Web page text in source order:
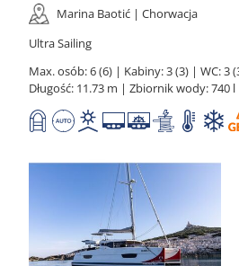
Marina Baotić | Chorwacja
Ultra Sailing
Max. osób: 6 (6) | Kabiny: 3 (3) | WC: 3
Długość: 11.73 m | Zbiornik wody: 740 l